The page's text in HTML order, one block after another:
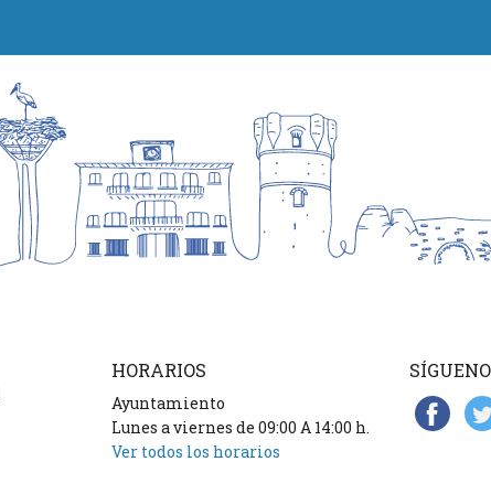
HORARIOS
Ayuntamiento
Lunes a viernes de 09:00 A 14:00 h.
Ver todos los horarios